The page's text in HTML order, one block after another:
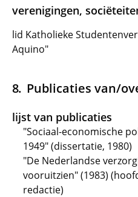
verenigingen,
lid Katholieke
Aquino"
Publicaties van/
lijst van publicaties
"Sociaal-economische
1949" (dissertatie, 1980)
"De Nederlandse
vooruitzien" (1983)
redactie)